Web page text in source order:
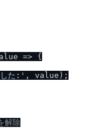
=> {
した:' , value);
解除